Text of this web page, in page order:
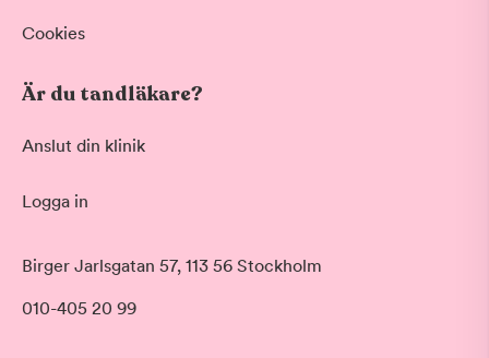
Skonsam blekning för vitare tänder
Datum
Tid på dagen
Morgon
Förmiddag
Cookies
Är du tandläkare?
Anslut din klinik
Logga in
Birger Jarlsgatan 57, 113 56 Stockholm
010-405 20 99